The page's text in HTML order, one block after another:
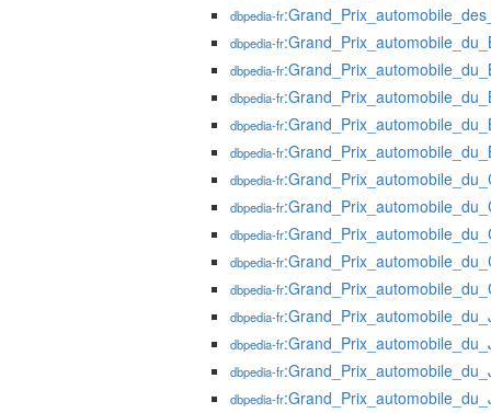
dbpedia-fr
dbpedia-fr
dbpedia-fr
dbpedia-fr
dbpedia-fr
dbpedia-fr
dbpedia-fr
dbpedia-fr
dbpedia-fr
dbpedia-fr
dbpedia-fr
dbpedia-fr
dbpedia-fr
dbpedia-fr
dbpedia-fr